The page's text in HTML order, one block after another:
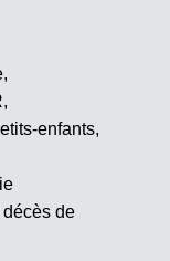
enfants,
de